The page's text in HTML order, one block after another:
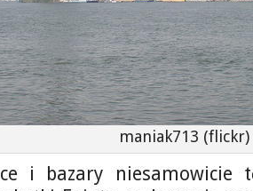
maniak713 (flickr)
i bazary niesamowicie